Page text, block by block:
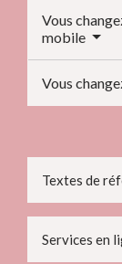
Vous
mobile
Vous
Textes de
Services en